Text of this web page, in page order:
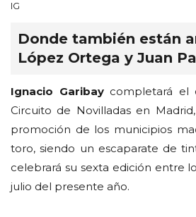
IG
Donde también están
López Ortega y Juan
Ignacio Garibay completará el
Circuito de Novilladas en
promoción de los municipios
toro, siendo un escaparate de
celebrará su sexta edición entre
julio del presente año.